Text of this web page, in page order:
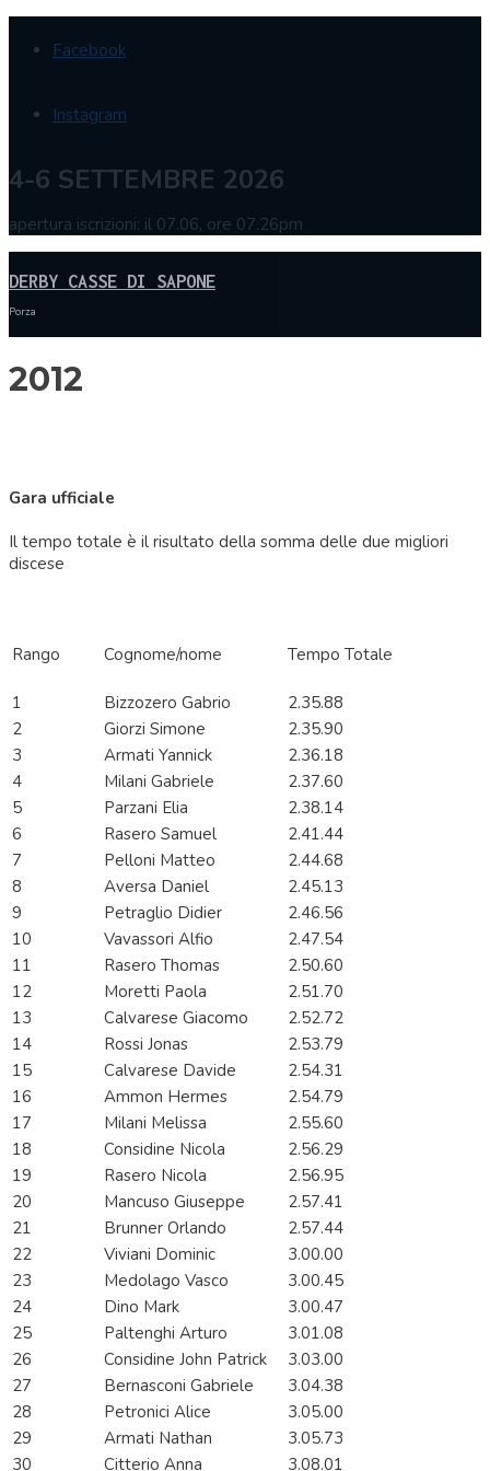
Facebook
Instagram
4-6 SETTEMBRE 2026
apertura iscrizioni: il 07.06, ore 07.26pm
DERBY CASSE DI SAPONE
Porza
2012
Gara ufficiale
Il tempo totale è il risultato della somma delle due migliori
discese
Rango Cognome/nome Tempo Totale
1 Bizzozero Gabrio
2.35.88
2
Giorzi Simone
2.35.90
3
Armati Yannick
2.36.18
4
Milani Gabriele
2.37.60
5
Parzani Elia
2.38.14
6
Rasero Samuel
2.41.44
7
Pelloni Matteo
2.44.68
8
Aversa Daniel
2.45.13
9
Petraglio Didier
2.46.56
10
Vavassori Alfio
2.47.54
11
Rasero Thomas
2.50.60
12
Moretti Paola
2.51.70
13
Calvarese Giacomo
2.52.72
14
Rossi Jonas
2.53.79
15
Calvarese Davide
2.54.31
16
Ammon Hermes
2.54.79
17
Milani Melissa
2.55.60
18
Considine Nicola
2.56.29
19
Rasero Nicola
2.56.95
20
Mancuso Giuseppe
2.57.41
21
Brunner Orlando
2.57.44
22
Viviani Dominic
3.00.00
23
Medolago Vasco
3.00.45
24
Dino Mark
3.00.47
25
Paltenghi Arturo
3.01.08
26
Considine John Patrick
3.03.00
27
Bernasconi Gabriele
3.04.38
28
Petronici Alice
3.05.00
29
Armati Nathan
3.05.73
30
Citterio Anna 3.08.01